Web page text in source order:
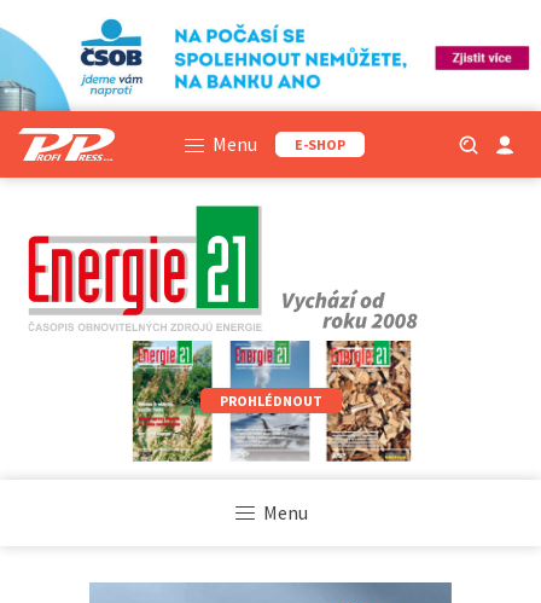
Menu E-SHOP
PROHLÉDNOUT
Menu